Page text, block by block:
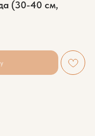
(30-40 см,